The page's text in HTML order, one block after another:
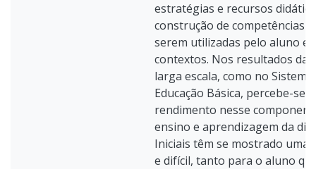
estratégias e recursos
construção de competências
serem utilizadas pelo aluno
contextos. Nos resultados das
larga escala, como no
Educação Básica, percebe-se
rendimento nesse
ensino e aprendizagem da
Iniciais têm se mostrado uma
e difícil, tanto para o aluno